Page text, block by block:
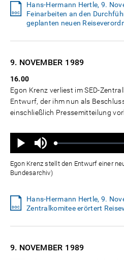
Hans-Hermann Hertle, 9.
Feinarbeiten an den
geplanten neuen
9. NOVEMBER 1989
16.00
Egon Krenz verliest im SED-
Entwurf, der ihm nun als
einschließlich Pressemitteilung
Wiedergabe
Ton
aus
Geladen:
Status:
Egon Krenz stellt den Entwurf einer
Bundesarchiv)
Hans-Hermann Hertle, 9.
Zentralkomitee erörtert
9. NOVEMBER 1989